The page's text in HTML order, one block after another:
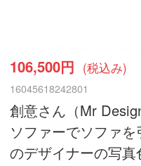
106,500円 (税込み)
16045618242801
創意さん（Mr
ソファーでソファ
のデザイナーの写真